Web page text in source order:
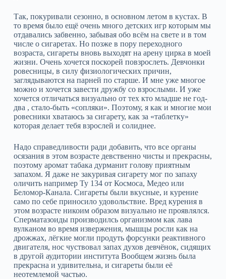
Так, покуривали сезонно, в основном летом в кустах. В
то время было ещё очень много детских игр которым мы
отдавались забвенно, забывая обо всём на свете и в том
числе о сигаретах. Но позже в пору переходного
возраста, сигареты вновь выходят на арену цирка в моей
жизни. Очень хочется поскорей повзрослеть. Девчонки
ровесницы, в силу физиологических причин,
заглядываются на парней по старше. И мне уже многое
можно и хочется завести дружбу со взрослыми. И уже
хочется отличаться визуально от тех кто младше не год-
два , стало-быть «сопляки». Поэтому, я как и многие мои
ровесники хватаюсь за сигарету, как за «таблетку»
которая делает тебя взрослей и солиднее.
Надо справедливости ради добавить, что все органы
осязания в этом возрасте девственно чисты и прекрасны,
поэтому аромат табака дурманит голову приятным
запахом. Я даже не закуривая сигарету мог по запаху
оличить например Ту 134 от Космоса, Медео или
Беломор-Канала. Сигареты были вкусные, и курение
само по себе приносило удовольствие. Вред курения в
этом возрасте никоим образом визуально не проявлялся.
Сперматазоиды производилсь организмом как лава
вулканом во время извержения, мышцы росли как на
дрожжах, лёгкие могли продуть форсунки реактивного
двигателя, нос чуствовал запах духов девчёнок, сидящих
в другой аудитории института Вообщем жизнь была
прекрасна и удивительна, и сигареты были её
неотемлемой частью.